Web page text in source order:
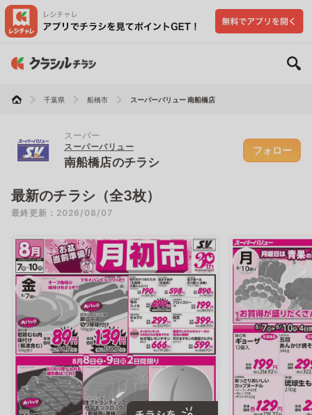
千葉県 船橋市 スーパーバリュー 南船橋店
スーパー
スーパーバリュー
南船橋店のチラシ
フォロー
最新のチラシ（全3枚）
最終更新：2026/08/07